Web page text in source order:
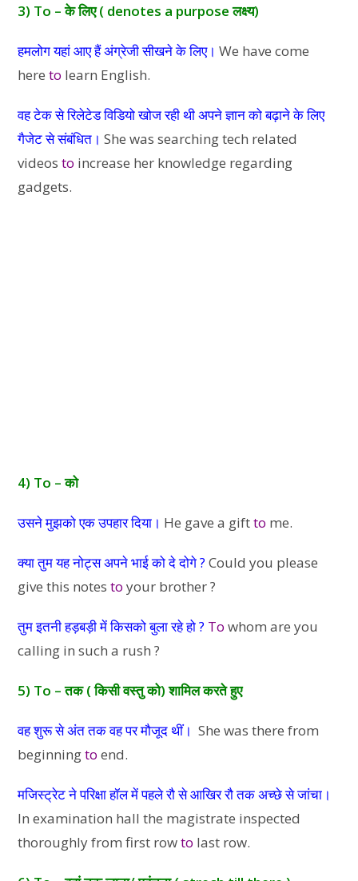
3) To – के लिए ( denotes a purpose लक्ष्य)
हमलोग यहां आए हैं अंग्रेजी सीखने के लिए। We have come
hereto learn English.
वह टेक से रिलेटेड विडियो खोज रही थी अपने ज्ञान को बढ़ाने के लिए
गैजेट से संबंधित। She was searching tech related
videosto increase her knowledge regarding
gadgets.
4) To – को
उसने मुझको एक उपहार दिया। He gave a giftto me.
क्या तुम यह नोट्स अपने भाई को दे दोगे ? Could you please
give this notesto your brother ?
तुम इतनी हड़बड़ी में किसको बुला रहे हो ? To whom are you
calling in such a rush ?
5) To – तक ( किसी वस्तु को) शामिल करते हुए
वह शुरू से अंत तक वह पर मौजूद थीं। She was there from
beginningto end.
मजिस्ट्रेट ने परिक्षा हॉल में पहले रौ से आखिर रौ तक अच्छे से जांचा।
In examination hall the magistrate inspected
thoroughly from first rowto last row.